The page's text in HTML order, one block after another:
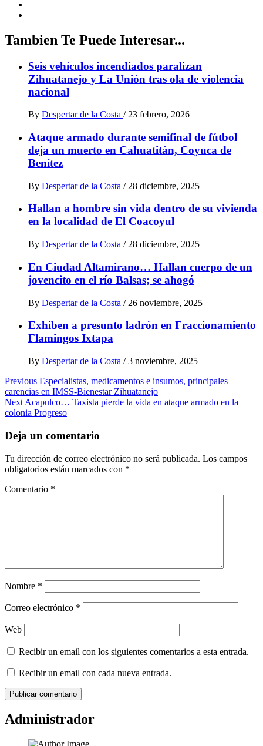
Tambien Te Puede Interesar...
Seis vehículos incendiados paralizan
Zihuatanejo y La Unión tras ola de violencia
nacional
By Despertar de la Costa / 23 febrero, 2026
Ataque armado durante semifinal de fútbol
deja un muerto en Cahuatitán, Coyuca de
Benítez
By Despertar de la Costa / 28 diciembre, 2025
Hallan a hombre sin vida dentro de su vivienda
en la localidad de El Coacoyul
By Despertar de la Costa / 28 diciembre, 2025
En Ciudad Altamirano… Hallan cuerpo de un
jovencito en el río Balsas; se ahogó
By Despertar de la Costa / 26 noviembre, 2025
Exhiben a presunto ladrón en Fraccionamiento
Flamingos Ixtapa
By Despertar de la Costa / 3 noviembre, 2025
Post
navigation
Previous Especialistas, medicamentos e insumos, principales
carencias en IMSS-Bienestar Zihuatanejo
Next Acapulco… Taxista pierde la vida en ataque armado en la
colonia Progreso
Deja un comentario
Tu dirección de correo electrónico no será publicada. Los campos
obligatorios están marcados con *
Comentario *
Nombre *
Correo electrónico *
Web
Recibir un email con los siguientes comentarios a esta entrada.
Recibir un email con cada nueva entrada.
Administrador